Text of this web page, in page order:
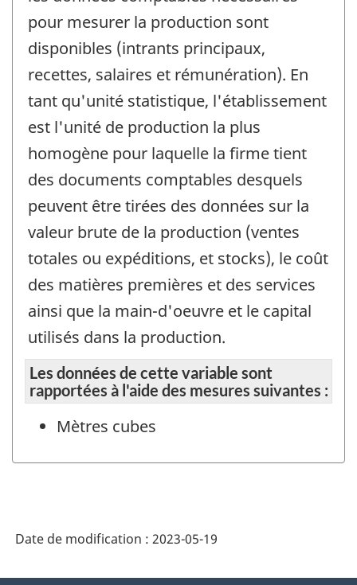
pour mesurer la production sont
disponibles (intrants principaux,
recettes, salaires et rémunération). En
tant qu'unité statistique, l'établissement
est l'unité de production la plus
homogène pour laquelle la firme tient
des documents comptables desquels
peuvent être tirées des données sur la
valeur brute de la production (ventes
totales ou expéditions, et stocks), le coût
des matières premières et des services
ainsi que la main-d'oeuvre et le capital
utilisés dans la production.
Les données de cette variable sont
rapportées à l'aide des mesures suivantes :
Mètres cubes
Date de modification : 2023-05-19